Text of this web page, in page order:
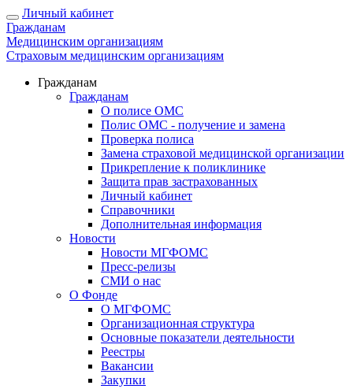
Личный кабинет
Гражданам
Медицинским организациям
Страховым медицинским организациям
Гражданам
Гражданам
О полисе ОМС
Полис ОМС - получение и замена
Проверка полиса
Замена страховой медицинской организации
Прикрепление к поликлинике
Защита прав застрахованных
Личный кабинет
Справочники
Дополнительная информация
Новости
Новости МГФОМС
Пресс-релизы
СМИ о нас
О Фонде
О МГФОМС
Организационная структура
Основные показатели деятельности
Реестры
Вакансии
Закупки